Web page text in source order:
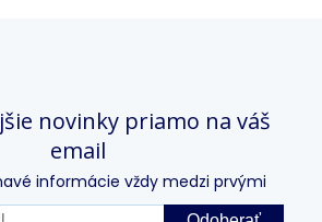
novinky priamo na váš
email
informácie vždy medzi prvými